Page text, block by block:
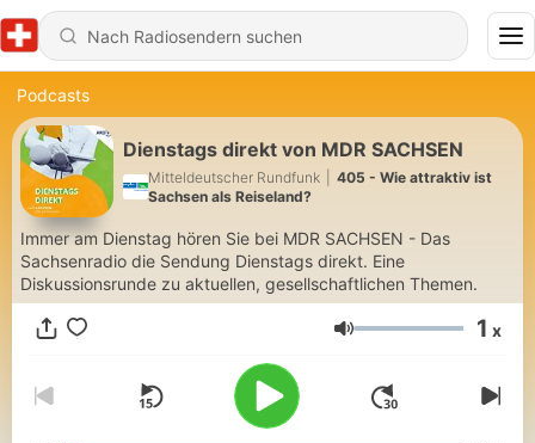
Podcasts
Dienstags direkt von MDR SACHSEN
Mitteldeutscher Rundfunk
405 - Wie attraktiv ist
Sachsen als Reiseland?
Immer am Dienstag hören Sie bei MDR SACHSEN - Das
Sachsenradio die Sendung Dienstags direkt. Eine
Diskussionsrunde zu aktuellen, gesellschaftlichen Themen.
Lautstärke 1 x